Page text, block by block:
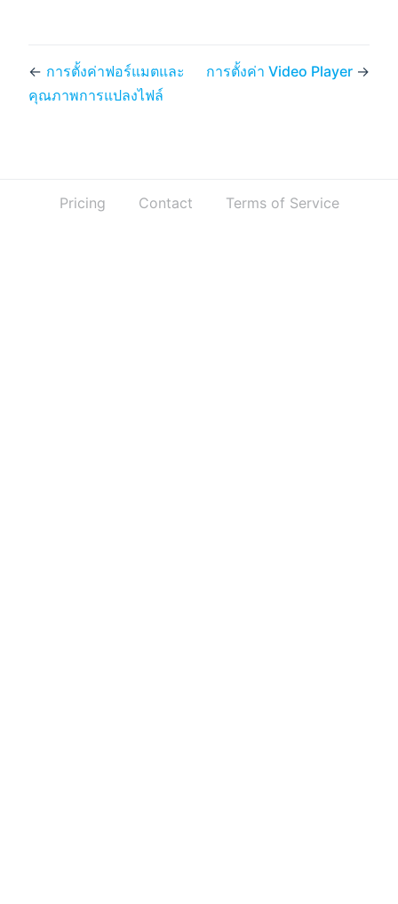
← การตั้งค่าฟอร์แมตและ
คุณภาพการแปลงไฟล์
การตั้งค่า Video Player →
Pricing Contact Terms of Service